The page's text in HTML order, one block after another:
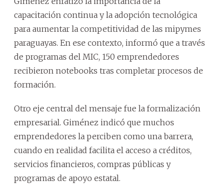
capacitación continua y la adopción tecnológica
para aumentar la competitividad de las mipymes
paraguayas. En ese contexto, informó que a través
de programas del MIC, 150 emprendedores
recibieron notebooks tras completar procesos de
formación.
Otro eje central del mensaje fue la formalización
empresarial. Giménez indicó que muchos
emprendedores la perciben como una barrera,
cuando en realidad facilita el acceso a créditos,
servicios financieros, compras públicas y
programas de apoyo estatal.